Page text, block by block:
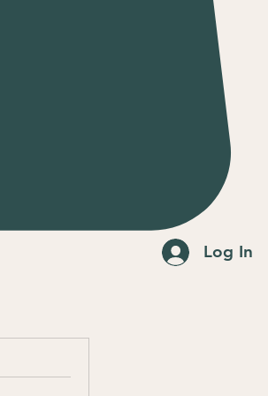
Log In